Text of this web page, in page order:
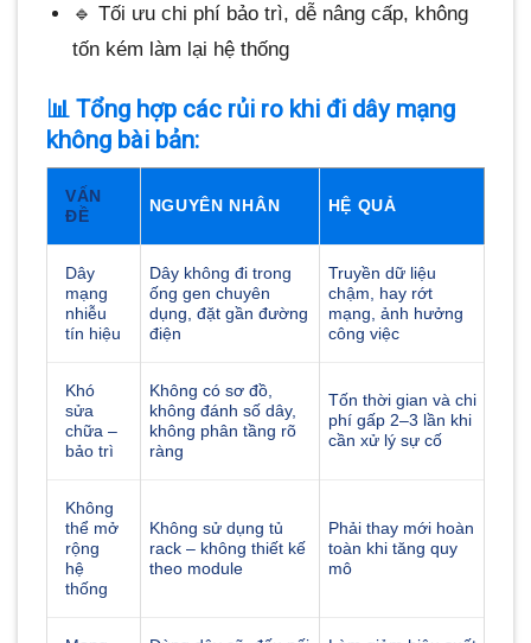
🔹 Tối ưu chi phí bảo trì, dễ nâng cấp, không
tốn kém làm lại hệ thống
📊 Tổng hợp các rủi ro khi đi dây mạng
không bài bản:
VẤN
ĐỀ
NGUYÊN NHÂN HỆ QUẢ
Dây
mạng
nhiễu
tín hiệu
Dây không đi trong
ống gen chuyên
dụng, đặt gần đường
điện
Truyền dữ liệu
chậm, hay rớt
mạng, ảnh hưởng
công việc
Khó
sửa
chữa –
bảo trì
Không có sơ đồ,
không đánh số dây,
không phân tầng rõ
ràng
Tốn thời gian và chi
phí gấp 2–3 lần khi
cần xử lý sự cố
Không
thể mở
rộng
hệ
thống
Không sử dụng tủ
rack – không thiết kế
theo module
Phải thay mới hoàn
toàn khi tăng quy
mô